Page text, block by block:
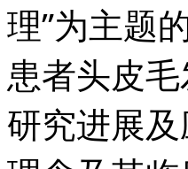
理”为主题
患者头皮
研究进展